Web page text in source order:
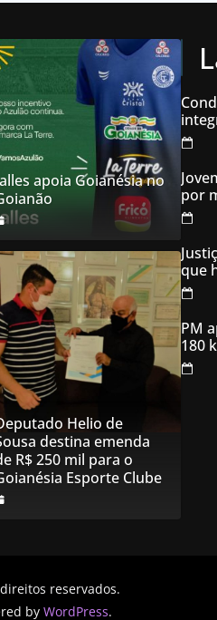
apoia Goianésia no
Helio de
destina emenda
R$ 250 mil para o
Esporte Clube
de
por
usar
em
que
da
PM
180
Goiás
reservados.
by WordPress.